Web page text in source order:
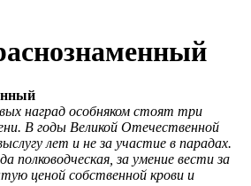
наград особняком стоят три
В годы Великой Отечественной
лет и не за участие в парадах.
полководческая, за умение вести за
ценой собственной крови и